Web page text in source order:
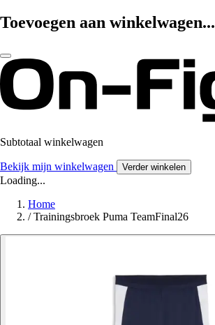
Toevoegen aan winkelwagen...
Subtotaal winkelwagen
Bekijk mijn winkelwagen Verder winkelen
Loading...
Home
/ Trainingsbroek Puma TeamFinal26